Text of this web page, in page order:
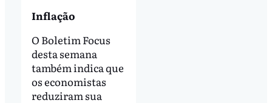
Inflação
O Boletim Focus
desta semana
também indica que
os economistas
reduziram sua